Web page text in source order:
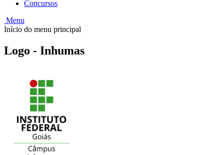
Concursos
Menu
Início do menu principal
Logo - Inhumas